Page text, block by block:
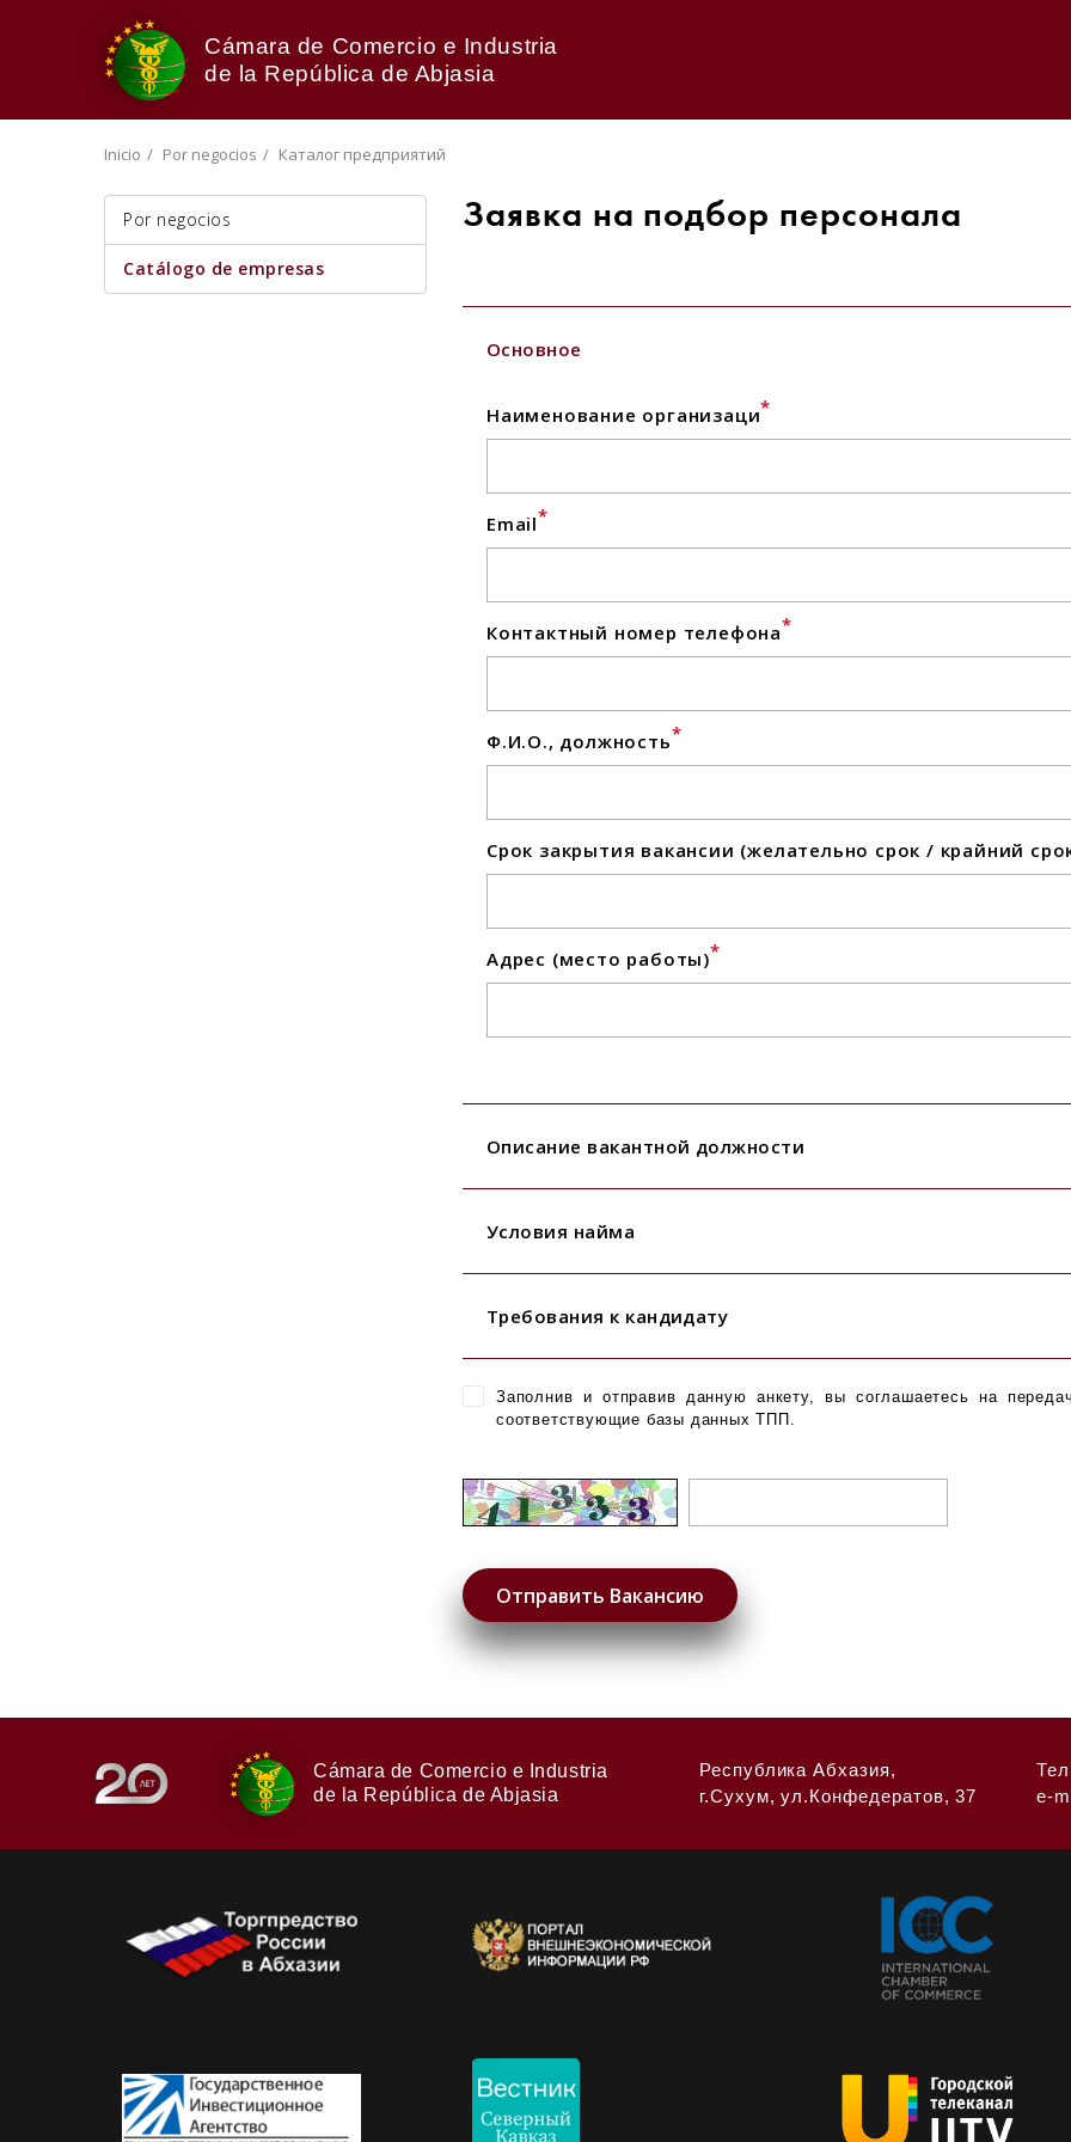
Cámara de Comercio e Industria
de la República de Abjasia
Inicio Por negocios Каталог предприятий
Por negocios
Catálogo de empresas
Заявка на подбор персонала
Основное
Наименование организаци*
Email*
Контактный номер телефона*
Ф.И.О., должность*
Срок закрытия вакансии (желательно срок / крайний
Адрес (место работы)*
Описание вакантной должности
Условия найма
Требования к кандидату
Заполнив и отправив данную анкету, вы соглашаетесь на
соответствующие базы данных ТПП.
Cámara de Comercio e Industria
de la República de Abjasia
Республика Абхазия,
г.Сухум, ул.Конфедератов, 37
e-